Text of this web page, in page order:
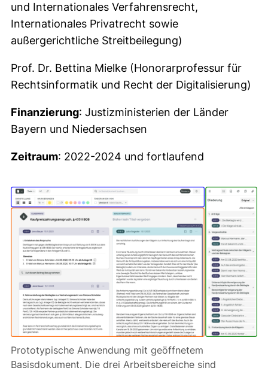
und Internationales Verfahrensrecht,
Internationales Privatrecht sowie
außergerichtliche Streitbeilegung)
Prof. Dr. Bettina Mielke (Honorarprofessur für
Rechtsinformatik und Recht der Digitalisierung)
Finanzierung: Justizministerien der Länder
Bayern und Niedersachsen
Zeitraum: 2022-2024 und fortlaufend
Prototypische Anwendung mit geöffnetem
Basisdokument. Die drei Arbeitsbereiche sind